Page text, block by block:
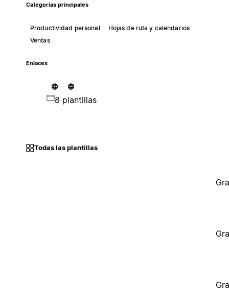
Categorías principales
Productividad personal
Hojas de ruta y calendarios
Ventas
Enlaces
8 plantillas
Todas las plantillas